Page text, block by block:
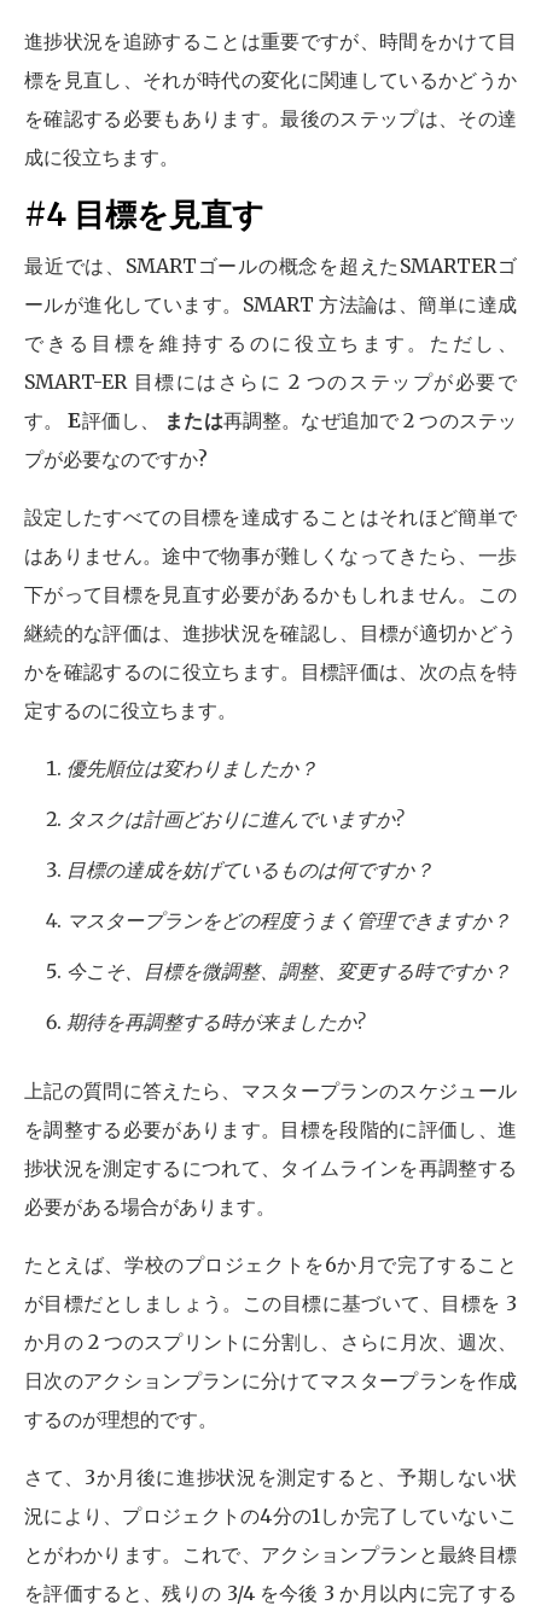
進捗状況を追跡することは重要ですが、時間をかけて目
標を見直し、それが時代の変化に関連しているかどうか
を確認する必要もあります。最後のステップは、その達
成に役立ちます。
#4 目標を見直す
最近では、SMARTゴールの概念を超えたSMARTERゴ
ールが進化しています。SMART 方法論は、簡単に達成
できる目標を維持するのに役立ちます。ただし、
SMART-ER 目標にはさらに 2 つのステップが必要で
す。E評価し、 または再調整。なぜ追加で 2 つのステッ
プが必要なのですか?
設定したすべての目標を達成することはそれほど簡単で
はありません。途中で物事が難しくなってきたら、一歩
下がって目標を見直す必要があるかもしれません。この
継続的な評価は、進捗状況を確認し、目標が適切かどう
かを確認するのに役立ちます。目標評価は、次の点を特
定するのに役立ちます。
優先順位は変わりましたか？
タスクは計画どおりに進んでいますか?
目標の達成を妨げているものは何ですか？
マスタープランをどの程度うまく管理できますか？
今こそ、目標を微調整、調整、変更する時ですか？
期待を再調整する時が来ましたか?
上記の質問に答えたら、マスタープランのスケジュール
を調整する必要があります。目標を段階的に評価し、進
捗状況を測定するにつれて、タイムラインを再調整する
必要がある場合があります。
たとえば、学校のプロジェクトを6か月で完了すること
が目標だとしましょう。この目標に基づいて、目標を 3
か月の 2 つのスプリントに分割し、さらに月次、週次、
日次のアクションプランに分けてマスタープランを作成
するのが理想的です。
さて、3か月後に進捗状況を測定すると、予期しない状
況により、プロジェクトの4分の1しか完了していないこ
とがわかります。これで、アクションプランと最終目標
を評価すると、残りの 3/4 を今後 3 か月以内に完了する